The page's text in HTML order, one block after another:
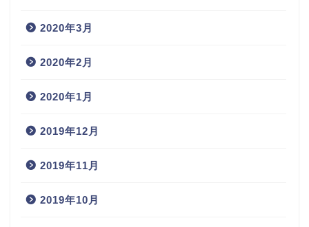
2020年3月
2020年2月
2020年1月
2019年12月
2019年11月
2019年10月